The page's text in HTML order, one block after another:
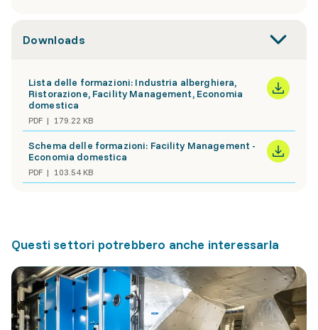
Downloads
Lista delle formazioni: Industria alberghiera,
Ristorazione, Facility Management, Economia
domestica
PDF 179.22 KB
Schema delle formazioni: Facility Management -
Economia domestica
PDF 103.54 KB
Questi settori potrebbero anche interessarla